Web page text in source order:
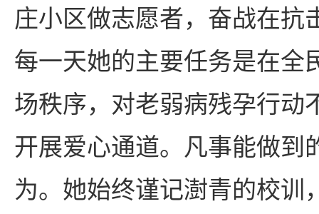
庄小区做志愿者，奋战在抗
每一天她的主要任务是在全
场秩序，对老弱病残孕行动
开展爱心通道。凡事能做到
为。她始终谨记澍青的校训